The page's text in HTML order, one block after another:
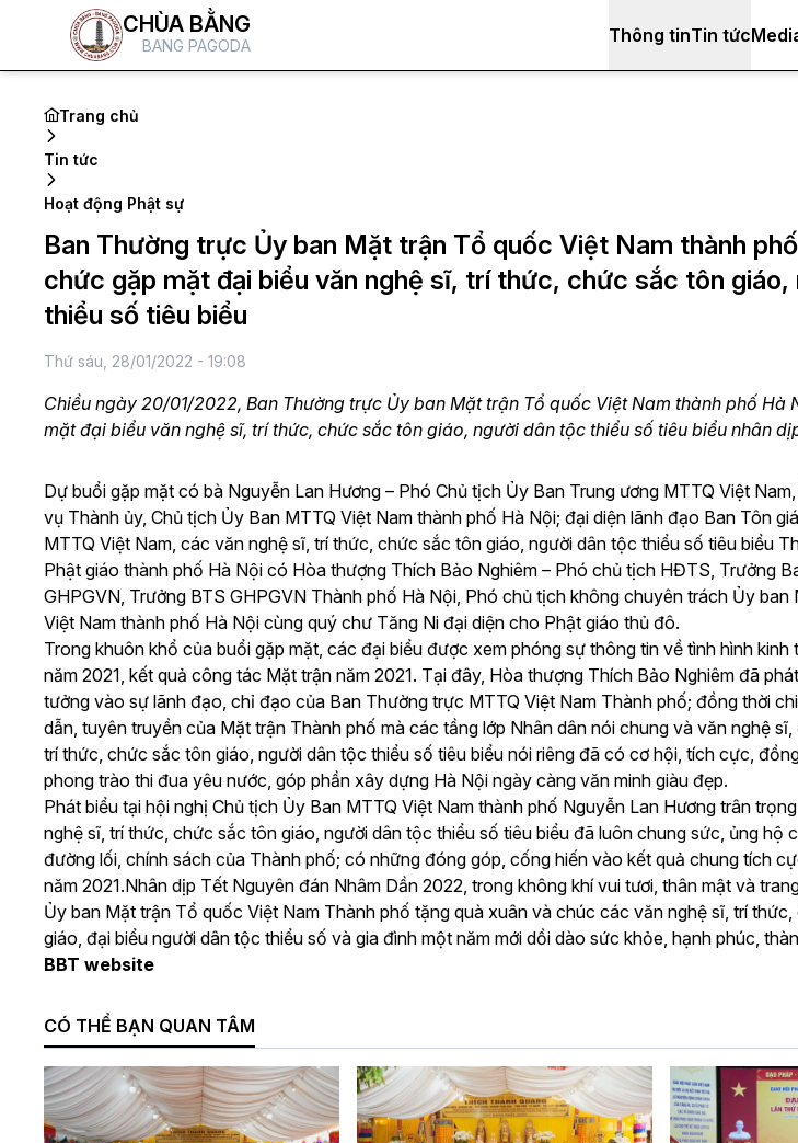
CHÙA BẰNG
BANG PAGODA Thông tinTin tức
Trang chủ
Tin tức
Hoạt động Phật sự
Ban Thường trực Ủy ban Mặt trận Tổ quốc Việt Nam thành
chức gặp mặt đại biểu văn nghệ sĩ, trí thức, chức sắc tôn giáo,
thiểu số tiêu biểu
Thứ sáu, 28/01/2022 - 19:08
Chiều ngày 20/01/2022, Ban Thường trực Ủy ban Mặt trận Tổ quốc Việt Nam thành phố Hà
mặt đại biểu văn nghệ sĩ, trí thức, chức sắc tôn giáo, người dân tộc thiểu số tiêu biểu nhân
Dự buổi gặp mặt có bà Nguyễn Lan Hương – Phó Chủ tịch Ủy Ban Trung ương MTTQ Việt
vụ Thành ủy, Chủ tịch Ủy Ban MTTQ Việt Nam thành phố Hà Nội; đại diện lãnh đạo Ban Tôn
MTTQ Việt Nam, các văn nghệ sĩ, trí thức, chức sắc tôn giáo, người dân tộc thiểu số tiêu biểu
Phật giáo thành phố Hà Nội có Hòa thượng Thích Bảo Nghiêm – Phó chủ tịch HĐTS, Trưởng
GHPGVN, Trưởng BTS GHPGVN Thành phố Hà Nội, Phó chủ tịch không chuyên trách Ủy ban
Việt Nam thành phố Hà Nội cùng quý chư Tăng Ni đại diện cho Phật giáo thủ đô.
Trong khuôn khổ của buổi gặp mặt, các đại biểu được xem phóng sự thông tin về tình hình kinh
năm 2021, kết quả công tác Mặt trận năm 2021. Tại đây, Hòa thượng Thích Bảo Nghiêm đã
tưởng vào sự lãnh đạo, chỉ đạo của Ban Thường trực MTTQ Việt Nam Thành phố; đồng thời
dẫn, tuyên truyền của Mặt trận Thành phố mà các tầng lớp Nhân dân nói chung và văn nghệ sĩ,
trí thức, chức sắc tôn giáo, người dân tộc thiểu số tiêu biểu nói riêng đã có cơ hội, tích cực,
phong trào thi đua yêu nước, góp phần xây dựng Hà Nội ngày càng văn minh giàu đẹp.
Phát biểu tại hội nghị Chủ tịch Ủy Ban MTTQ Việt Nam thành phố Nguyễn Lan Hương trân
nghệ sĩ, trí thức, chức sắc tôn giáo, người dân tộc thiểu số tiêu biểu đã luôn chung sức, ủng hộ
đường lối, chính sách của Thành phố; có những đóng góp, cống hiến vào kết quả chung tích
năm 2021.Nhân dịp Tết Nguyên đán Nhâm Dần 2022, trong không khí vui tươi, thân mật và
Ủy ban Mặt trận Tổ quốc Việt Nam Thành phố tặng quà xuân và chúc các văn nghệ sĩ, trí
giáo, đại biểu người dân tộc thiểu số và gia đình một năm mới dồi dào sức khỏe, hạnh phúc,
BBT website
CÓ THỂ BẠN QUAN TÂM